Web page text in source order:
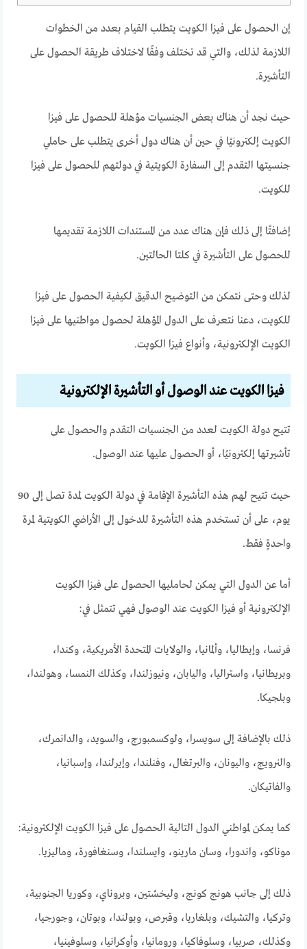
إن الحصول على فيزا الكويت يتطلب القيام بعدد من الخطوات
اللازمة لذلك، والتي قد تختلف وفقًا لاختلاف طريقة الحصول على
التأشيرة.
حيث نجد أن هناك بعض الجنسيات مؤهلة للحصول على فيزا
الكويت إلكترونيًا في حين أن هناك دول أخرى يتطلب على حاملي
جنسيتها التقدم إلى السفارة الكويتية في دولتهم للحصول على فيزا
للكويت.
إضافتًا إلى ذلك فإن هناك عدد من المستندات اللازمة تقديمها
للحصول على التأشيرة في كلتا الحالتين.
لذلك وحتى نتمكن من التوضيح الدقيق لكيفية الحصول على فيزا
للكويت، دعنا نتعرف على الدول المؤهلة لحصول مواطنيها على فيزا
الكويت الإلكترونية، وأنواع فيزا الكويت.
فيزا الكويت عند الوصول أو التأشيرة الإلكترونية
تتيح دولة الكويت لعدد من الجنسيات التقدم والحصول على
تأشيرتها إلكترونيًا، أو الحصول عليها عند الوصول.
حيث تتيح لهم هذه التأشيرة الإقامة في دولة الكويت لمدة تصل إلى 90
يوم، على أن تستخدم هذه التأشيرة للدخول إلى الأراضي الكويتية لمرة
واحدةٍ فقط.
أما عن الدول التي يمكن لحامليها الحصول على فيزا الكويت
الإلكترونية أو فيزا الكويت عند الوصول فهي تتمثل في:
فرنسا، وإيطاليا، وألمانيا، والولايات المتحدة الأمريكية، وكندا،
وبريطانيا، واستراليا، واليابان، ونيوزلندا، وكذلك النمسا، وهولندا،
وبلجيكا.
ذلك بالإضافة إلى سويسرا، ولوكسمبورج، والسويد، والدانمرك،
والنرويج، واليونان، والبرتغال، وفنلندا، وإيرلندا، وإسبانيا،
والفاتيكان.
كما يمكن لمواطني الدول التالية الحصول على فيزا الكويت الإلكترونية:
موناكو، واندورا، وسان مارينو، وايسلندا، وسنغافورة، وماليزيا.
ذلك إلى جانب هونج كونج، وليخشتين، وبروناي، وكوريا الجنوبية،
وتركيا، والتشيك، وبلغاريا، وقبرص، وبولندا، وبوتان، وجورجيا،
وكذلك، صربيا، وسلوفاكيا، ورومانيا، وأوكرانيا، وسلوفينيا،